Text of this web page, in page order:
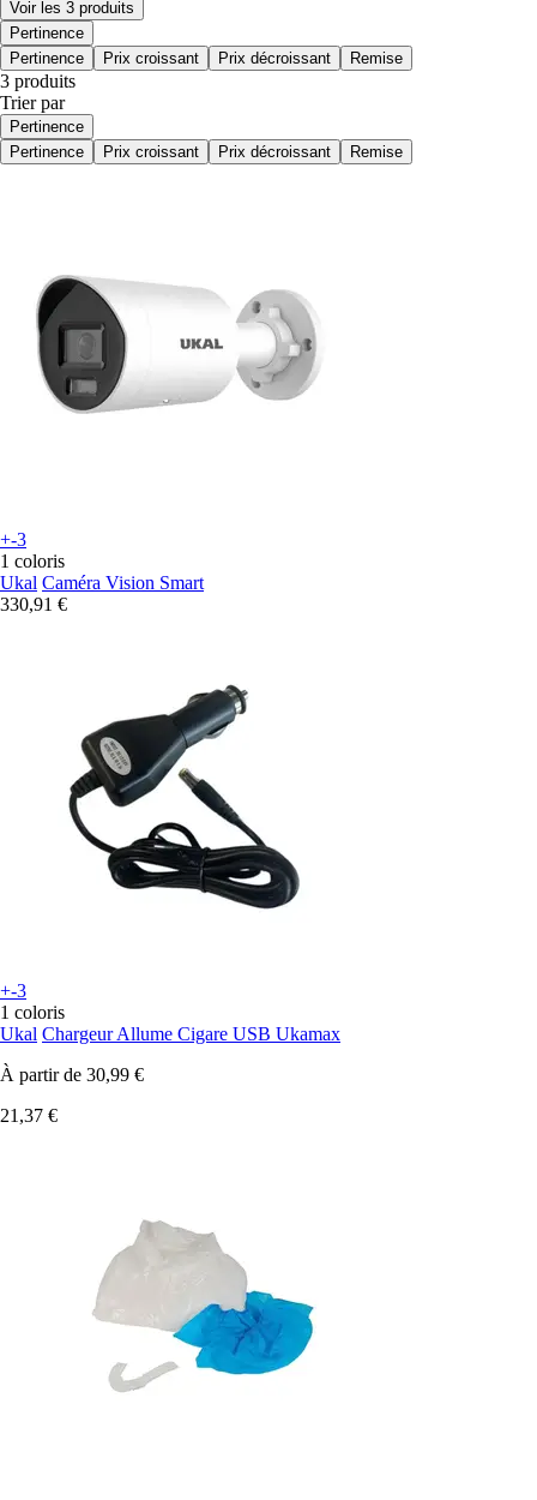
Voir les 3 produits
Pertinence
Pertinence
Prix croissant Prix décroissant Remise
3 produits
Trier par
Pertinence
Pertinence
Prix croissant Prix décroissant Remise
+-3
1 coloris
Ukal Caméra Vision Smart
330,91 €
+-3
1 coloris
Ukal Chargeur Allume Cigare USB Ukamax
À partir de 30,99 €
21,37 €